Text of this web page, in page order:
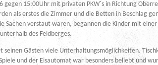
15:00Uhr mit privaten PKW´s in Richtung
als erstes die Zimmer und die Betten in Beschlag
Sachen verstaut waren, begannen die Kinder mit
des Feldberges.
seinen Gästen viele Unterhaltungsmöglichkeiten.
und der Eisautomat war besonders beliebt und